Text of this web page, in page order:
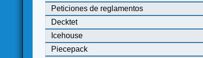
Peticiones de reglamentos
Decktet
Icehouse
Piecepack